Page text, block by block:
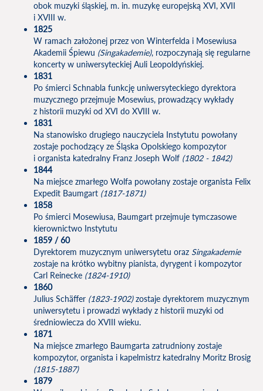
obok muzyki śląskiej, m. in. muzykę europejską XVI, XVII
i XVIII w.
1825
W ramach założonej przez von Winterfelda i Mosewiusa
Akademii Śpiewu (Singakademie), rozpoczynają się regularne
koncerty w uniwersyteckiej Auli Leopoldyńskiej.
1831
Po śmierci Schnabla funkcję uniwersyteckiego dyrektora
muzycznego przejmuje Mosewius, prowadzący wykłady
z historii muzyki od XVI do XVIII w.
1831
Na stanowisko drugiego nauczyciela Instytutu powołany
zostaje pochodzący ze Śląska Opolskiego kompozytor
i organista katedralny Franz Joseph Wolf (1802 - 1842)
1844
Na miejsce zmarłego Wolfa powołany zostaje organista Felix
Expedit Baumgart (1817-1871)
1858
Po śmierci Mosewiusa, Baumgart przejmuje tymczasowe
kierownictwo Instytutu
1859 / 60
Dyrektorem muzycznym uniwersytetu oraz Singakademie
zostaje na krótko wybitny pianista, dyrygent i kompozytor
Carl Reinecke (1824-1910)
1860
Julius Schäffer (1823-1902)zostaje dyrektorem muzycznym
uniwersytetu i prowadzi wykłady z historii muzyki od
średniowiecza do XVIII wieku.
1871
Na miejsce zmarłego Baumgarta zatrudniony zostaje
kompozytor, organista i kapelmistrz katedralny Moritz Brosig
(1815-1887)
1879